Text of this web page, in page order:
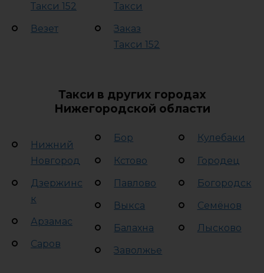
Такси 152
Везет
Такси
Заказ
Такси 152
Такси в других городах
Нижегородской области
Нижний
Новгород
Дзержинс
к
Арзамас
Саров
Бор
Кстово
Павлово
Выкса
Балахна
Заволжье
Кулебаки
Городец
Богородск
Семёнов
Лысково